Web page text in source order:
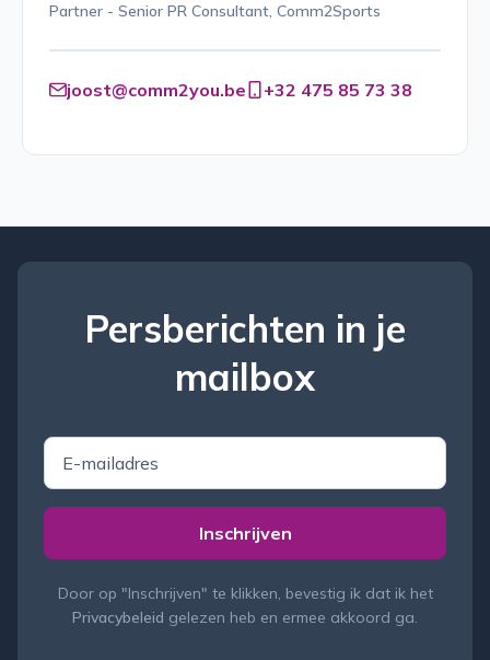
Partner - Senior PR Consultant, Comm2Sports
joost@comm2you.be +32 475 85 73 38
Persberichten in je
mailbox
E
m
a
Inschrijven
Door op "Inschrijven" te klikken, bevestig ik dat ik het
Privacybeleid gelezen heb en ermee akkoord ga.